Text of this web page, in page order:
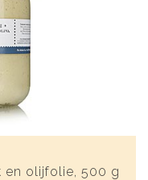
en olijfolie, 500 g